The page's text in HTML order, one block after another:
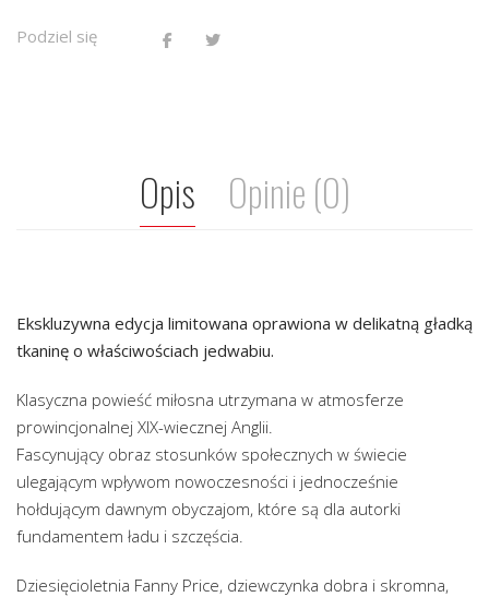
Podziel się
Opis Opinie (0)
Ekskluzywna edycja limitowana oprawiona w delikatną gładką
tkaninę o właściwościach jedwabiu.
Klasyczna powieść miłosna utrzymana w atmosferze
prowincjonalnej XIX-wiecznej Anglii.
Fascynujący obraz stosunków społecznych w świecie
ulegającym wpływom nowoczesności i jednocześnie
hołdującym dawnym obyczajom, które są dla autorki
fundamentem ładu i szczęścia.
Dziesięcioletnia Fanny Price, dziewczynka dobra i skromna,